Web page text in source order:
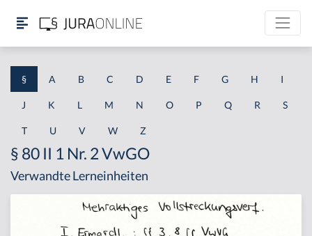
§ A B C D E F G H I
J K L M N O P Q R S
T U V W Z
§ 80 II 1 Nr. 2 VwGO
Verwandte Lerneinheiten